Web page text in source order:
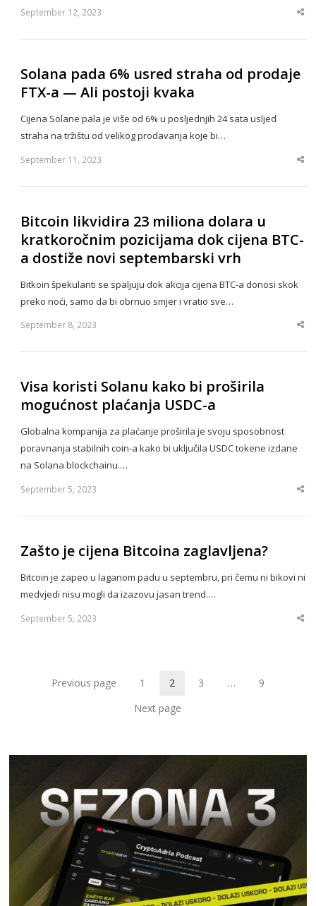
September 12, 2023
Solana pada 6% usred straha od prodaje
FTX-a — Ali postoji kvaka
Cijena Solane pala je više od 6% u posljednjih 24 sata usljed
straha na tržištu od velikog prodavanja koje bi…
September 11, 2023
Bitcoin likvidira 23 miliona dolara u
kratkoročnim pozicijama dok cijena BTC-
a dostiže novi septembarski vrh
Bitkoin špekulanti se spaljuju dok akcija cijena BTC-a donosi skok
preko noći, samo da bi obrnuo smjer i vratio sve…
September 8, 2023
Visa koristi Solanu kako bi proširila
mogućnost plaćanja USDC-a
Globalna kompanija za plaćanje proširila je svoju sposobnost
poravnanja stabilnih coin-a kako bi uključila USDC tokene izdane
na Solana blockchainu.…
September 5, 2023
Zašto je cijena Bitcoina zaglavljena?
Bitcoin je zapeo u laganom padu u septembru, pri čemu ni bikovi ni
medvjedi nisu mogli da izazovu jasan trend.…
September 5, 2023
Previous page Page
1 Page
2 Page
3 …
9
Next page